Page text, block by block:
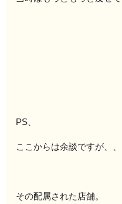
PS、
ここからは余談ですが、、
その配属された店舗。